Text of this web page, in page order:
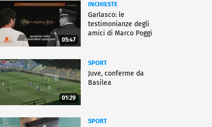
05:47
INCHIESTE
Garlasco: le
testimonianze degli
amici di Marco Poggi
01:29
SPORT
Juve, conferme da
Basilea
SPORT